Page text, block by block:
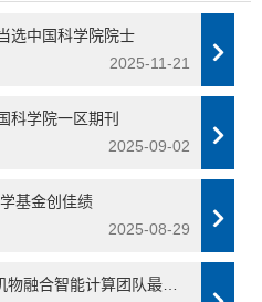
选中国科学院院士
2025-11-21
科学院一区期刊
2025-09-02
基金创佳绩
2025-08-29
融合智能计算团队最新